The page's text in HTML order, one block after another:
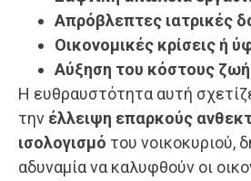
Απρόβλεπτες ιατρικές
Οικονομικές κρίσεις ή
Αύξηση του κόστους
Η ευθραυστότητα αυτή
την έλλειψη επαρκούς
ισολογισμό του νοικοκυριού,
αδυναμία να καλυφθούν οι